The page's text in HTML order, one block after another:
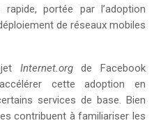
portée par l’adoption
de réseaux mobiles
Internet.orgde Facebook
cette adoption en
services de base. Bien
contribuent à familiariser les